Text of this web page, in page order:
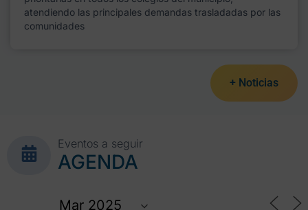
atendiendo las principales demandas trasladadas por las
comunidades
+ Noticias
Eventos a seguir
AGENDA